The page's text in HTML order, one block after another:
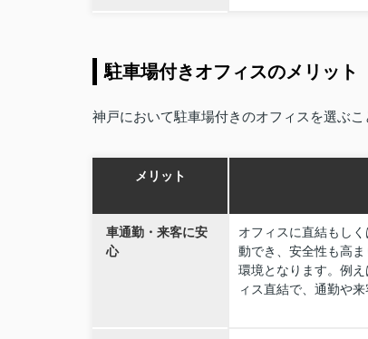
駐車場付きオフィスのメリット
神戸において駐車場付きのオフィスを選ぶ
メリット
車通勤・来客に安
心
オフィスに直結もし
動でき、安全性も高
環境となります。例
ィス直結で、通勤や